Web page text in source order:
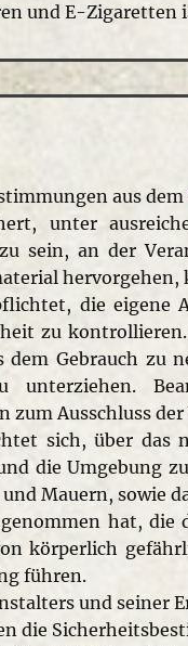
und E-
aus dem
unter
sein, an der
die eigene
zu
dem Gebrauch zu
unterziehen.
zum Ausschluss
sich, über das
die Umgebung
Mauern, sowie
hat, die
körperlich
führen.
und seiner
die